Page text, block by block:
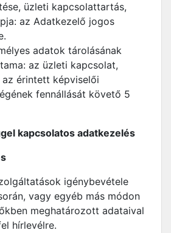
üzleti kapcsolattartás,
az Adatkezelő jogos
adatok tárolásának
az üzleti kapcsolat,
az érintett képviselői
fennállását követő 5
kapcsolatos adatkezelés
igénybevétele
vagy egyéb más módon
meghatározott adataival
hírlevélre.